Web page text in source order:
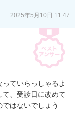
2025年5月10日 11:47
ていらっしゃるよ
て、受診日に改めて
はないでしょう